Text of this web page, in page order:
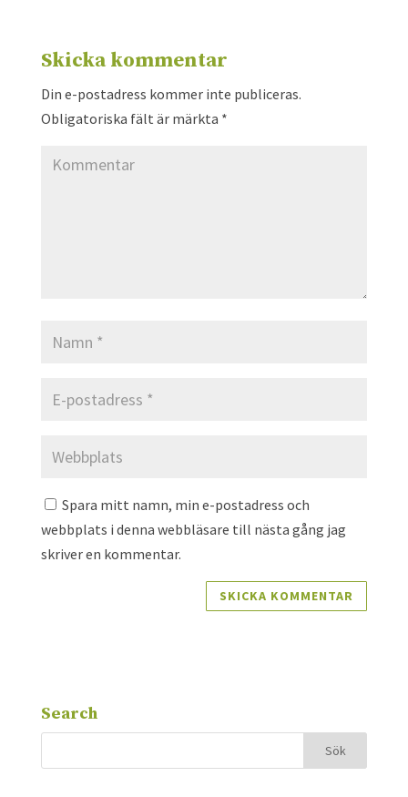
Skicka kommentar
Din e-postadress kommer inte publiceras.
Obligatoriska fält är märkta *
Spara mitt namn, min e-postadress och
webbplats i denna webbläsare till nästa gång jag
skriver en kommentar.
Search